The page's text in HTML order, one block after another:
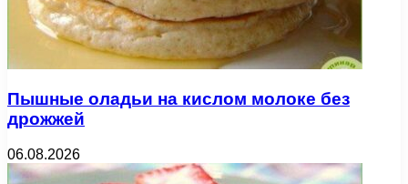
Пышные оладьи на кислом молоке без
дрожжей
06.08.2026